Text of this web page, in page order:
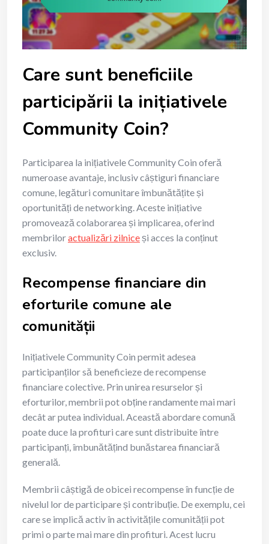
Care sunt beneficiile
participării la inițiativele
Community Coin?
Participarea la inițiativele Community Coin oferă
numeroase avantaje, inclusiv câștiguri financiare
comune, legături comunitare îmbunătățite și
oportunități de networking. Aceste inițiative
promovează colaborarea și implicarea, oferind
membriloractualizări zilniceși acces la conținut
exclusiv.
Recompense financiare din
eforturile comune ale
comunității
Inițiativele Community Coin permit adesea
participanților să beneficieze de recompense
financiare colective. Prin unirea resurselor și
eforturilor, membrii pot obține randamente mai mari
decât ar putea individual. Această abordare comună
poate duce la profituri care sunt distribuite între
participanți, îmbunătățind bunăstarea financiară
generală.
Membrii câștigă de obicei recompense în funcție de
nivelul lor de participare și contribuție. De exemplu, cei
care se implică activ în activitățile comunității pot
primi o parte mai mare din profituri. Acest lucru